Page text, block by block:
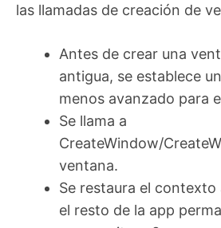
las llamadas de creación de
Antes de crear una
antigua, se establece
menos avanzado para
Se llama a
CreateWindow/
ventana.
Se restaura el
el resto de la app